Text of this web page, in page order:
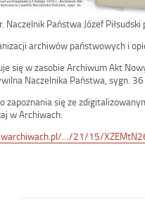
Państwa Józef Piłsudski
archiwów państwowych i
się w zasobie Archiwum Akt
Naczelnika Państwa, sygn. 36
zapoznania się ze
w Archiwach:
…/21/15/